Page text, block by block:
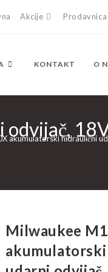
Akcije Prodavnica
KONTAKT O
akumulatorski hidraulični
Milwaukee